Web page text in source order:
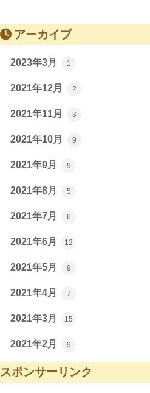
アーカイブ
2023年3月 1
2021年12月 2
2021年11月 3
2021年10月 9
2021年9月 9
2021年8月 5
2021年7月 6
2021年6月 12
2021年5月 9
2021年4月 7
2021年3月 15
2021年2月 9
スポンサーリンク